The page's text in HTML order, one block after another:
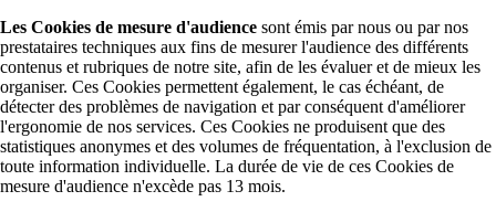
Les Cookies de mesure d'audience sont émis par nous ou par nos
prestataires techniques aux fins de mesurer l'audience des différents
contenus et rubriques de notre site, afin de les évaluer et de mieux les
organiser. Ces Cookies permettent également, le cas échéant, de
détecter des problèmes de navigation et par conséquent d'améliorer
l'ergonomie de nos services. Ces Cookies ne produisent que des
statistiques anonymes et des volumes de fréquentation, à l'exclusion de
toute information individuelle. La durée de vie de ces Cookies de
mesure d'audience n'excède pas 13 mois.